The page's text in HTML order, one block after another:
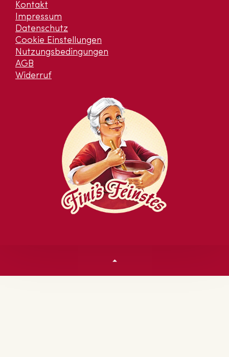
Kontakt
Impressum
Datenschutz
Cookie Einstellungen
Nutzungsbedingungen
AGB
Widerruf